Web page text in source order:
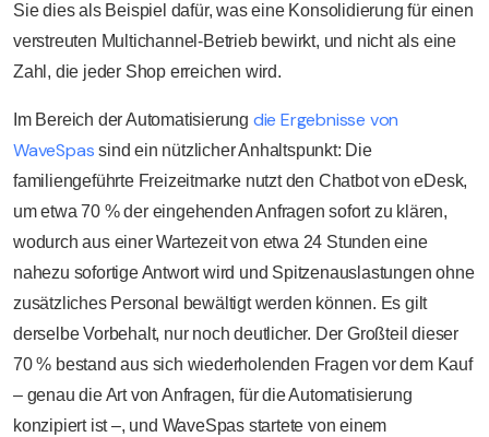
Sie dies als Beispiel dafür, was eine Konsolidierung für einen
verstreuten Multichannel-Betrieb bewirkt, und nicht als eine
Zahl, die jeder Shop erreichen wird.
Im Bereich der Automatisierung die Ergebnisse von
WaveSpas sind ein nützlicher Anhaltspunkt: Die
familiengeführte Freizeitmarke nutzt den Chatbot von eDesk,
um etwa 70 % der eingehenden Anfragen sofort zu klären,
wodurch aus einer Wartezeit von etwa 24 Stunden eine
nahezu sofortige Antwort wird und Spitzenauslastungen ohne
zusätzliches Personal bewältigt werden können. Es gilt
derselbe Vorbehalt, nur noch deutlicher. Der Großteil dieser
70 % bestand aus sich wiederholenden Fragen vor dem Kauf
– genau die Art von Anfragen, für die Automatisierung
konzipiert ist –, und WaveSpas startete von einem